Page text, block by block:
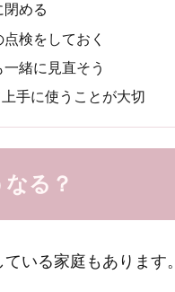
める
検をしておく
緒に見直そう
手に使うことが大切
る？
いる家庭もあります。